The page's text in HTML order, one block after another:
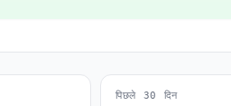
पिछले 30 दिन